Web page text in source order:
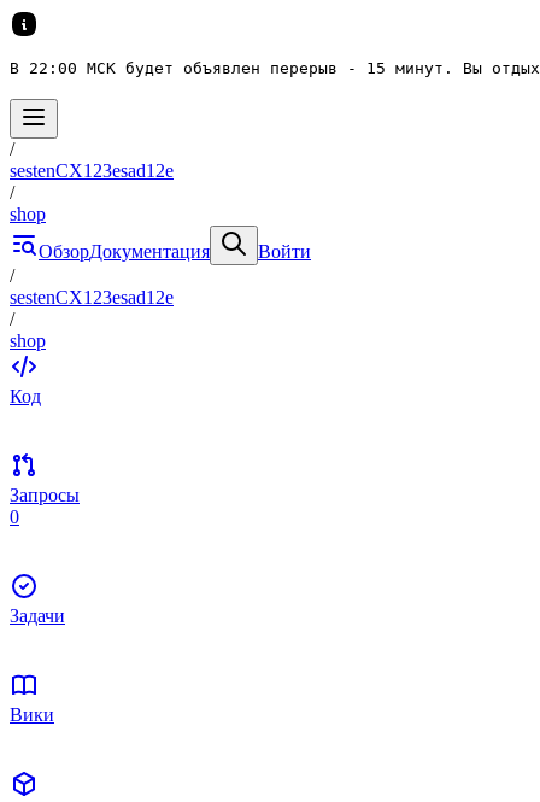
В 22:00 МСК будет объявлен перерыв - 15 минут. Вы
/
sestenCX123esad12e
/
shop
ОбзорДокументация
Войти
/
sestenCX123esad12e
/
shop
Код
Запросы
0
Задачи
Вики